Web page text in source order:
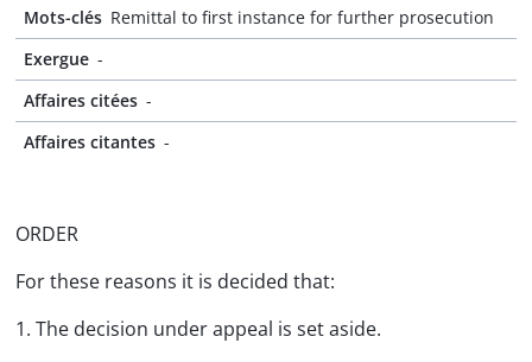
Mots-clés Remittal to first instance for further prosecution
Exergue -
Affaires citées -
Affaires citantes -
ORDER
For these reasons it is decided that:
1. The decision under appeal is set aside.